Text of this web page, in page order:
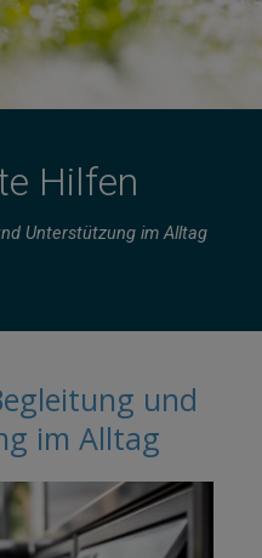
Hilfen
Unterstützung im Alltag
und
im Alltag